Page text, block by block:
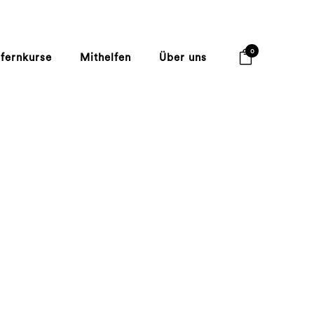
0
Mithelfen Über uns